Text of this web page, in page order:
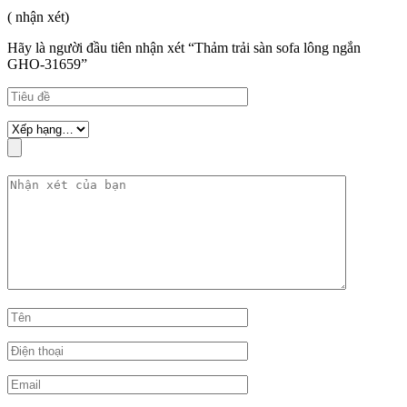
( nhận xét)
Hãy là người đầu tiên nhận xét “Thảm trải sàn sofa lông ngắn
GHO-31659”